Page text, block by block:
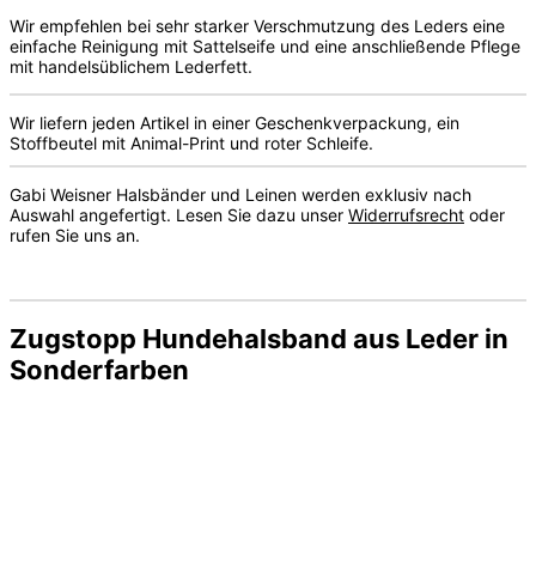
Wir empfehlen bei sehr starker Verschmutzung des Leders eine
einfache Reinigung mit Sattelseife und eine anschließende Pflege
mit handelsüblichem Lederfett.
Wir liefern jeden Artikel in einer Geschenkverpackung, ein
Stoffbeutel mit Animal-Print und roter Schleife.
Gabi Weisner Halsbänder und Leinen werden exklusiv nach
Auswahl angefertigt. Lesen Sie dazu unser Widerrufsrecht oder
rufen Sie uns an.
Zugstopp Hundehalsband aus Leder in
Sonderfarben